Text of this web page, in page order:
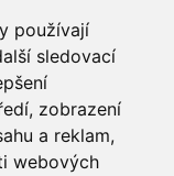
používají
sledovací
zobrazení
a reklam,
webových